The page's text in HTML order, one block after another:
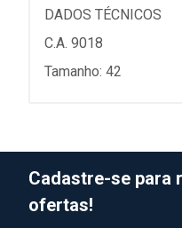
DADOS TÉCNICOS
C.A. 9018
Tamanho: 42
Cadastre-se para
ofertas!